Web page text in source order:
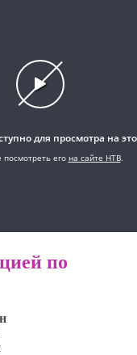
по